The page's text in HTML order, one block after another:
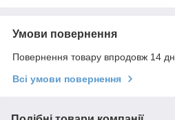
Умови повернення
Повернення товару впродовж 14
Всі умови повернення